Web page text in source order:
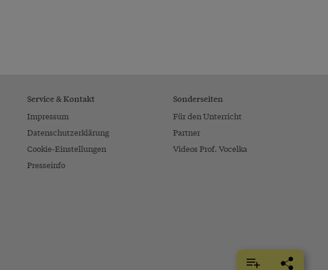
Service & Kontakt
Impressum
Datenschutzerklärung
Cookie-Einstellungen
Presseinfo
Sonderseiten
Für den Unterricht
Partner
Videos Prof. Vocelka